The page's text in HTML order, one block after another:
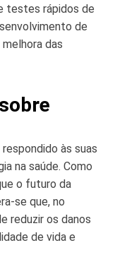
testes rápidos de
de
das
às suas
na saúde. Como
o futuro da
se que, no
reduzir os danos
de vida e